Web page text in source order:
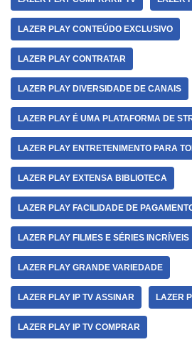
LAZER PLAY CONTEÚDO EXCLUSIVO
LAZER PLAY CONTRATAR
LAZER PLAY DIVERSIDADE DE CANAIS
LAZER PLAY É UMA PLATAFORMA DE
LAZER PLAY ENTRETENIMENTO PARA
LAZER PLAY EXTENSA BIBLIOTECA
LAZER PLAY FACILIDADE DE
LAZER PLAY FILMES E SÉRIES INCRÍVEIS
LAZER PLAY GRANDE VARIEDADE
LAZER PLAY IP TV ASSINAR LAZER
LAZER PLAY IP TV COMPRAR